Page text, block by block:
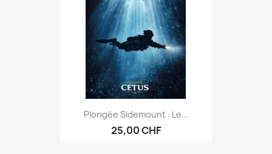
Plongée Sidemount : Le...
25,00 CHF